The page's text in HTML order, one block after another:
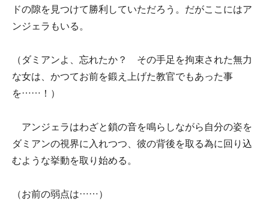
ドの隙を見つけて勝利していただろう。だがここにはア
ンジェラもいる。
（ダミアンよ、忘れたか？ その手足を拘束された無力
な女は、かつてお前を鍛え上げた教官でもあった事
を……！）
アンジェラはわざと鎖の音を鳴らしながら自分の姿を
ダミアンの視界に入れつつ、彼の背後を取る為に回り込
むような挙動を取り始める。
（お前の弱点は……）